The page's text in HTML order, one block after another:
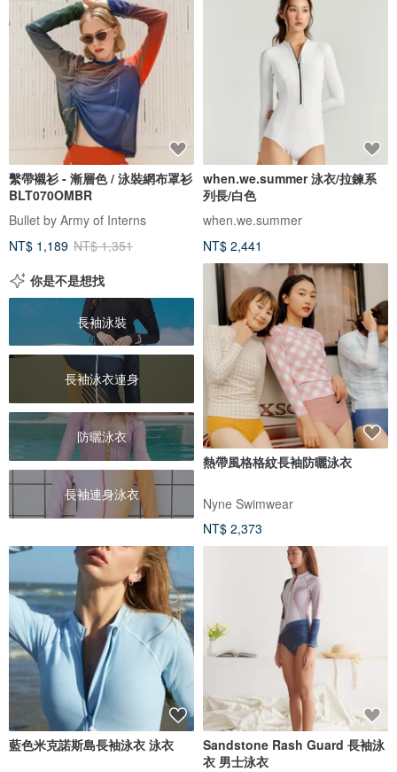
繫帶襯衫 - 漸層色 / 泳裝網布罩衫
BLT070OMBR
Bullet by Army of Interns
NT$ 1,189 NT$ 1,351
when.we.summer 泳衣/拉鍊系
列長/白色
when.we.summer
NT$ 2,441
你是不是想找
長袖泳裝
長袖泳衣連身
防曬泳衣
長袖連身泳衣
熱帶風格格紋長袖防曬泳衣
Nyne Swimwear
NT$ 2,373
藍色米克諾斯島長袖泳衣 泳衣
Sandstone Rash Guard 長袖泳
衣 男士泳衣